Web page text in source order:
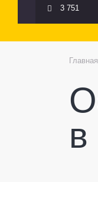
3 751
Главная